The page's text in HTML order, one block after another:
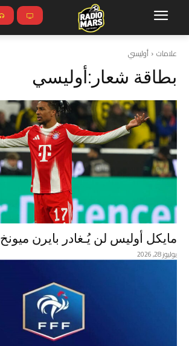
علامات أوليسي
بطاقة شعار:أوليسي
مايكل أوليس لن يُـغادر بايرن ميونخ
يوليوز 28, 2026